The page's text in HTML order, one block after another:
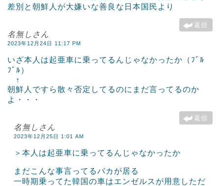
差別と朝鮮人が大嫌いな善良な日本国民より
返信
名無しさん
2023年12月24日 11:17 PM
いざ本人は起亜車に乗ってるんじゃなかったか（ﾌﾞﾙ
ﾌﾞﾙ）
↑
朝鮮人ですら散々否定してるのにまだ言ってるのか
よ・・・
返信
名無しさん
2023年12月25日 1:01 AM
＞本人は起亜車に乗ってるんじゃなかったか
まだこんな事言ってるバカが居る
一時期乗ってた韓国の車はエンゼルスが用意しただ